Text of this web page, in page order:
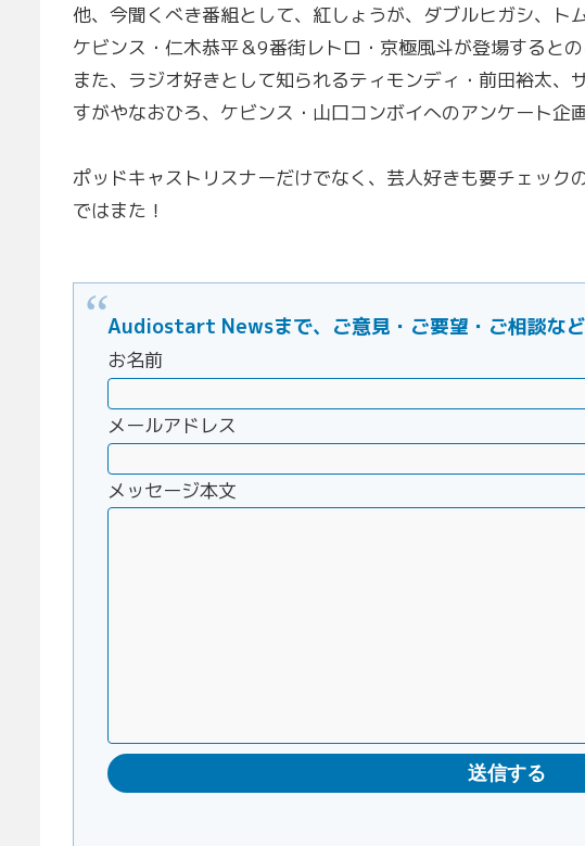
他、今聞くべき番組として、紅しょうが、ダブルヒガシ、ト
ケビンス・仁木恭平＆9番街レトロ・京極風斗が登場するとの
また、ラジオ好きとして知られるティモンディ・前田裕太、
すがやなおひろ、ケビンス・山口コンボイへのアンケート企画
ポッドキャストリスナーだけでなく、芸人好きも要チェック
ではまた！
Audiostart Newsまで、ご意見・ご要望・ご相談など
お名前
メールアドレス
メッセージ本文